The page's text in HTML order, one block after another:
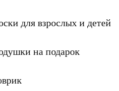
для взрослых и детей
на подарок